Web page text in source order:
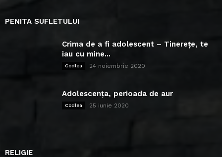
PENITA SUFLETULUI
Crima de a fi adolescent – Tinerețe, te
iau cu mine...
Codlea 24 noiembrie 2020
Adolescența, perioada de aur
Codlea 25 iunie 2020
RELIGIE